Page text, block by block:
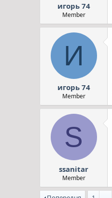
игорь 74
Member
И
игорь 74
Member
S
ssanitar
Member